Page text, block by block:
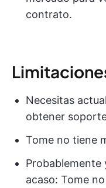
contrato.
Necesitas
obtener
Tome no tiene
Probablemente
acaso: Tome